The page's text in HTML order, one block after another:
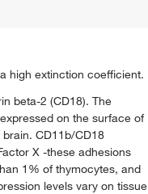
high extinction coefficient.
beta-2 (CD18). The
on the surface of
CD11b/CD18
X -these adhesions
1% of thymocytes, and
levels vary on tissue